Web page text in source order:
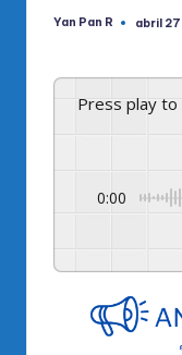
elPublicado
Yan Pan R abril
Press play
0:00